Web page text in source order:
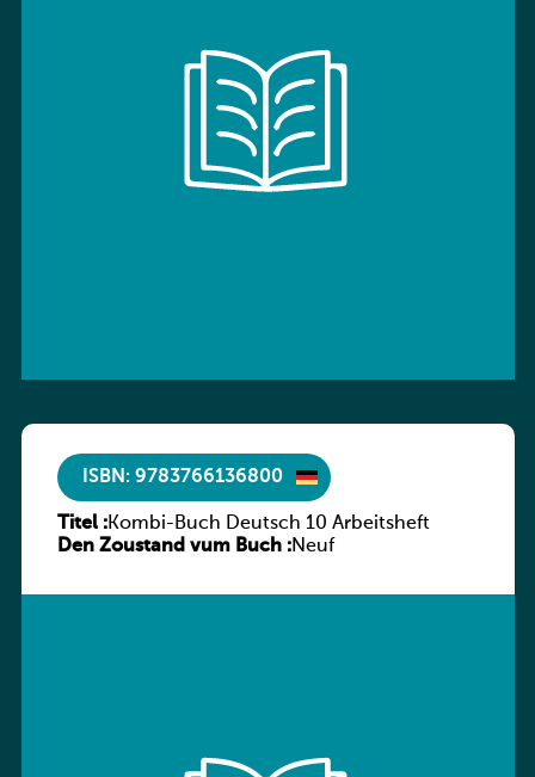
ISBN: 9783766136800
Titel :Kombi-Buch Deutsch 10 Arbeitsheft
Den Zoustand vum Buch :Neuf